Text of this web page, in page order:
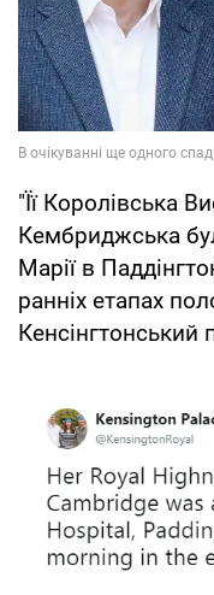
"Її Королівська
Кембриджська
Марії в
ранніх етапах
Кенсінгтонський